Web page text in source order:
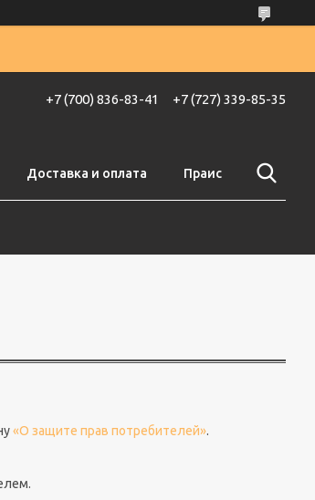
+7 (700) 836-83-41 +7 (727) 339-85-35
Доставка и оплата Праис
«О защите прав потребителей».